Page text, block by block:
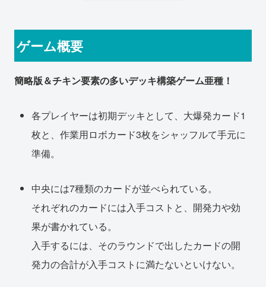
ゲーム概要
簡略版＆チキン要素の多いデッキ構築ゲーム亜種！
各プレイヤーは初期デッキとして、大爆発カード1
枚と、作業用ロボカード3枚をシャッフルて手元に
準備。
中央には7種類のカードが並べられている。
それぞれのカードには入手コストと、開発力や効
果が書かれている。
入手するには、そのラウンドで出したカードの開
発力の合計が入手コストに満たないといけない。